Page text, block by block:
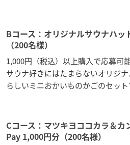
Bコース：オリジナルサウナハッ
（200名様）
1,000円（税込）以上購入で応募可
サウナ好きにはたまらないオリジ
らしいミニおかいものかごのセット
Cコース：マツキヨココカラ＆カ
Pay 1,000円分（200名様）